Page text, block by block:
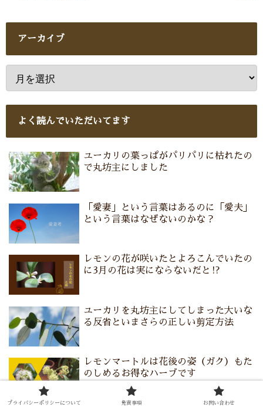
アーカイブ
よく読んでいただいてます
ユーカリの葉っぱがパリパリに枯れたの
で丸坊主にしました
「愛妻」という言葉はあるのに「愛夫」
という言葉はなぜないのかな？
レモンの花が咲いたとよろこんでいたの
に3月の花は実にならないだと⁉
ユーカリを丸坊主にしてしまった大いな
る反省といまさらの正しい剪定方法
レモンマートルは花後の姿（ガク）もた
のしめるお得なハーブです
プライバシーポリシーについて 免責事項 お問い合わせ